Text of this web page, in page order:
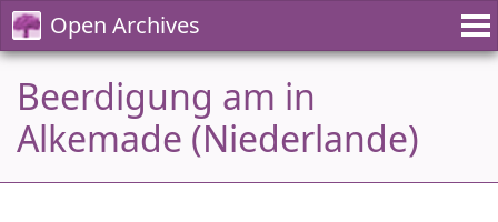
Open Archives
Beerdigung am in
Alkemade (Niederlande)